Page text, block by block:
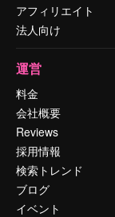
アフィリエイト
法人向け
運営
料金
会社概要
Reviews
採用情報
検索トレンド
ブログ
イベント